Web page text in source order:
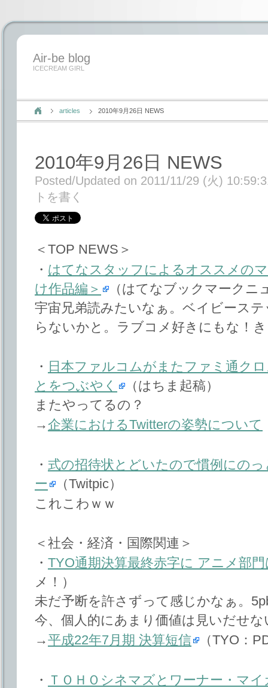
Air-be blog
ICECREAM GIRL
articles 2010年9月26日 NEWS
2010年9月26日 NEWS
Posted/Updated on 2011/11/29 (火)
トを書く
＜TOP NEWS＞
・ はてなスタッフによるオススメの
け作品編＞
（はてなブックマークニ
宇宙兄弟読みたいなぁ。ベイビース
らないかと。ラブコメ好きにもな！
・ 日本ファルコムがまたファミ通ク
とをつぶやく
（はちま起稿）
またやってるの？
→企業におけるTwitterの姿勢について
・ 式の招待状とどいたので慣例にの
ー
（Twitpic）
これこわｗｗ
＜社会・経済・国際関連＞
・ TYO通期決算最終赤字に アニメ部
メ！）
未だ予断を許さずって感じかなぁ。
今、個人的にあまり価値は見いだせ
→平成22年7月期 決算短信 （TYO：
・ ＴＯＨＯシネマズとワーナー・マ